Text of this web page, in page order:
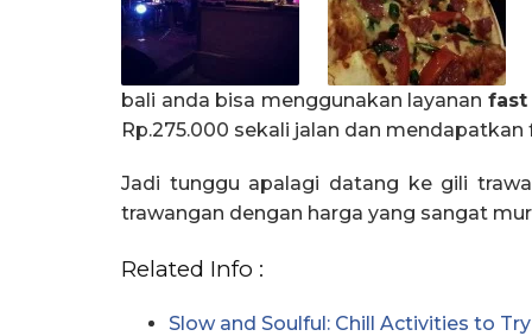
bali anda bisa menggunakan layanan fast
Rp.275.000 sekali jalan dan
Jadi tunggu apalagi datang ke gili
trawangan dengan harga yang sangat
Related Info :
Slow and Soulful: Chill Activities to